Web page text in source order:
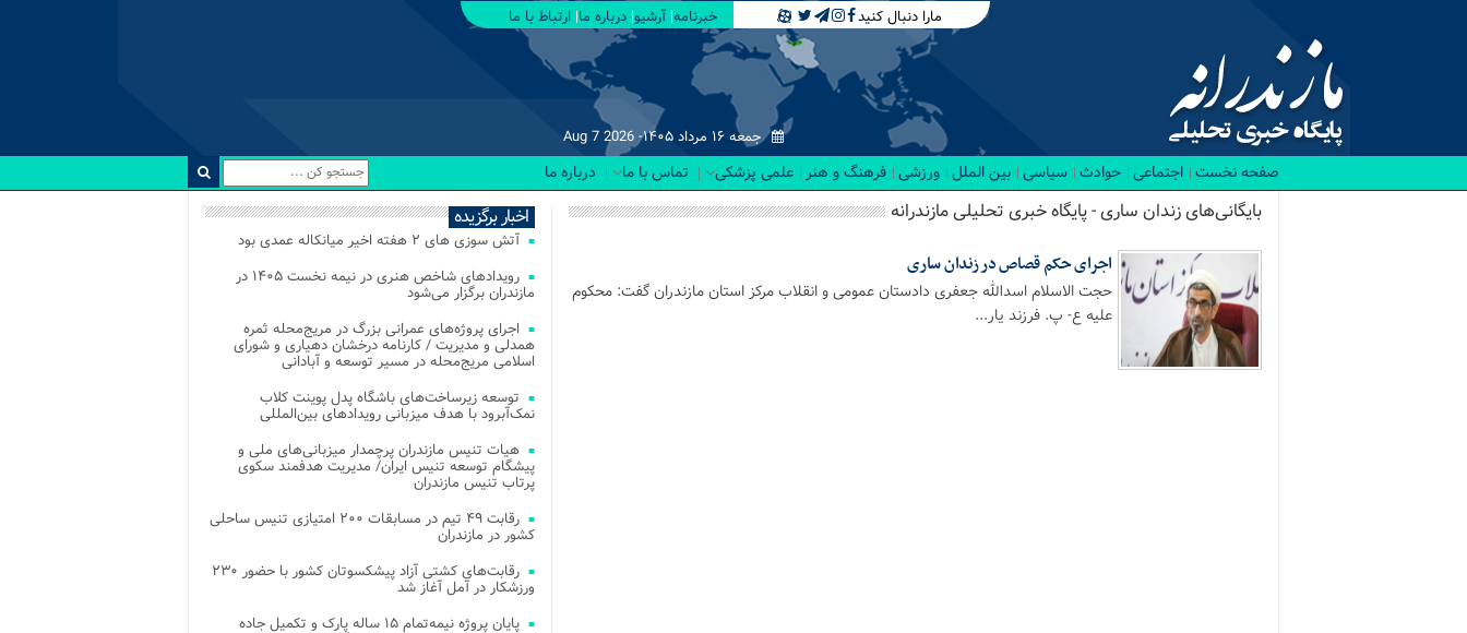
مارا دنبال کنید خبرنامه آرشیو درباره ما ارتباط با ما
جمعه ۱۶ مرداد ۱۴۰۵- Aug 7 2026
صفحه نخست اجتماعی حوادث سیاسی بین الملل ورزشی فرهنگ و هنر علمی پزشکی تماس با ما درباره ما
بایگانی‌های زندان ساری - پایگاه خبری تحلیلی مازندرانه
اجرای حکم قصاص در زندان ساری
حجت الاسلام اسدالله جعفری دادستان عمومی و انقلاب مرکز استان مازندران گفت: محکوم
علیه ع- پ. فرزند یار...
اخبار برگزیده
آتش‌ سوزی‌ های ۲ هفته اخیر میانکاله عمدی بود
رویدادهای شاخص هنری در نیمه نخست ۱۴۰۵ در
مازندران برگزار می‌شود
اجرای پروژه‌های عمرانی بزرگ در مریج‌محله ثمره
همدلی و مدیریت / کارنامه درخشان دهیاری و شورای
اسلامی مریج‌محله در مسیر توسعه و آبادانی
توسعه زیرساخت‌های باشگاه پدل پوینت کلاب
نمک‌آبرود با هدف میزبانی رویدادهای بین‌المللی
هیات تنیس مازندران پرچمدار میزبانی‌های ملی و
پیشگام توسعه تنیس ایران/ مدیریت هدفمند سکوی
پرتاب تنیس مازندران
رقابت ۴۹ تیم در مسابقات ۲۰۰ امتیازی تنیس ساحلی
کشور در مازندران
رقابت‌های کشتی آزاد پیشکسوتان کشور با حضور ۲۳۰
ورزشکار در آمل آغاز شد
پایان پروژه نیمه‌تمام ۱۵ ساله پارک و تکمیل جاده